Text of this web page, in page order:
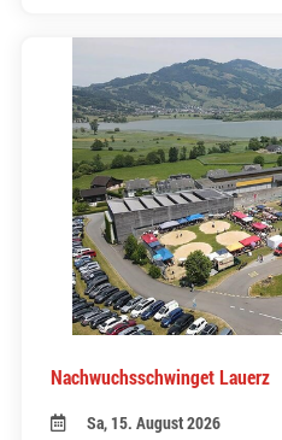
Nachwuchsschwinget Lauerz
Sa, 15. August 2026